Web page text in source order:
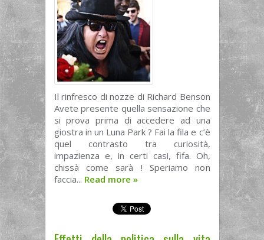
Il rinfresco di nozze di Richard Benson
Avete presente quella sensazione che
si prova prima di accedere ad una
giostra in un Luna Park ? Fai la fila e c’è
quel contrasto tra curiosità,
impazienza e, in certi casi, fifa. Oh,
chissà come sarà ! Speriamo non
faccia... Read more »